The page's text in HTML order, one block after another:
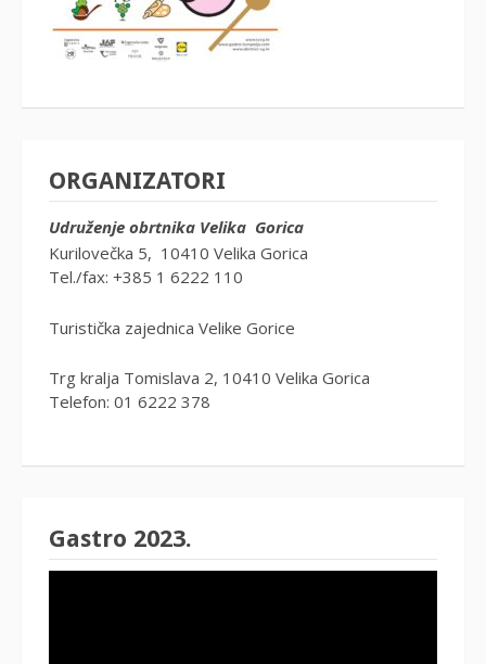
ORGANIZATORI
Udruženje obrtnika Velika Gorica
Kurilovečka 5, 10410 Velika Gorica
Tel./fax: +385 1 6222 110
Turistička zajednica Velike Gorice
Trg kralja Tomislava 2, 10410 Velika Gorica
Telefon: 01 6222 378
Gastro 2023.